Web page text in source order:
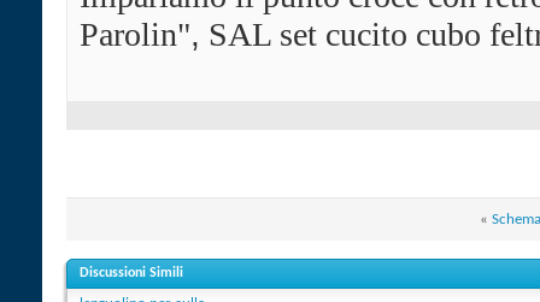
Parolin", SAL set cucito cubo
«
Discussioni Simili